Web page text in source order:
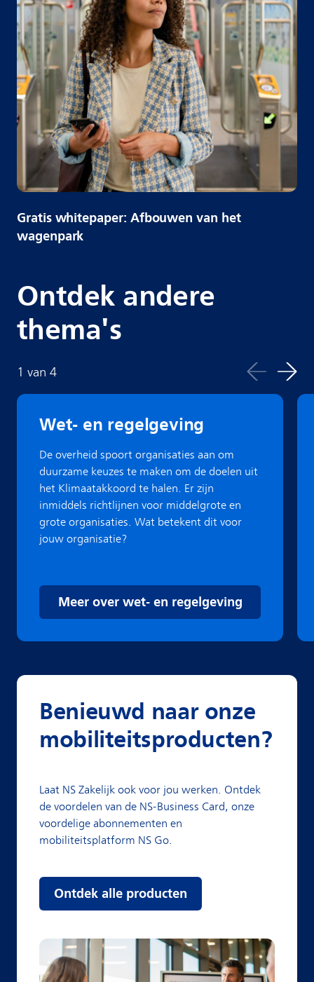
Gratis whitepaper: Afbouwen van het
wagenpark
Ontdek andere
thema's
Wet- en regelgeving
De overheid spoort organisaties aan om
duurzame keuzes te maken om de doelen uit
het Klimaatakkoord te halen. Er zijn
inmiddels richtlijnen voor middelgrote en
grote organisaties. Wat betekent dit voor
jouw organisatie?
Meer over wet- en regelgeving
1 van 4
Benieuwd naar onze
mobiliteitsproducten?
Laat NS Zakelijk ook voor jou werken. Ontdek
de voordelen van de NS-Business Card, onze
voordelige abonnementen en
mobiliteitsplatform NS Go.
Ontdek alle producten